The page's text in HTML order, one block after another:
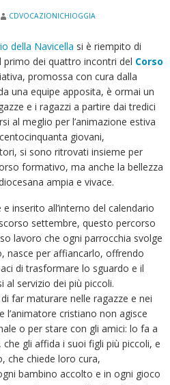
CDVOCAZIONICHIOGGIA
della Navicella si è riempito di
primo dei quattro incontri del Corso
promossa con cura dalla
una equipe apposita, è ormai un
e i ragazzi a partire dai tredici
al meglio per l’animazione estiva
giovani,
si sono ritrovati insieme per
formativo, ma anche la bellezza
ampia e vivace.
inserito all’interno del calendario
settembre, questo percorso
lavoro che ogni parrocchia svolge
nasce per affiancarlo, offrendo
di trasformare lo sguardo e il
al servizio dei più piccoli.
far maturare nelle ragazze e nei
l’animatore cristiano non agisce
o per stare con gli amici: lo fa a
gli affida i suoi figli più piccoli, e
che chiede loro cura,
bambino accolto e in ogni gioco